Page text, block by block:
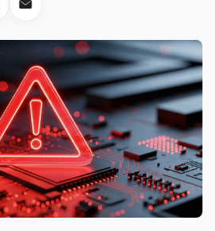
LinkedInen
X-en
Megosztas emailben